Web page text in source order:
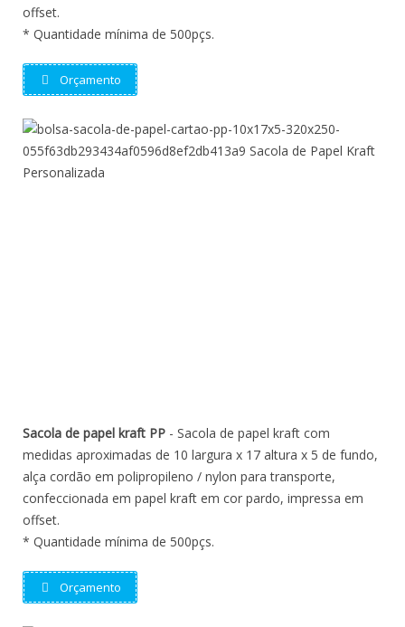
offset.
* Quantidade mínima de 500pçs.
Orçamento
Sacola de papel kraft PP - Sacola de papel kraft com
medidas aproximadas de 10 largura x 17 altura x 5 de fundo,
alça cordão em polipropileno / nylon para transporte,
confeccionada em papel kraft em cor pardo, impressa em
offset.
* Quantidade mínima de 500pçs.
Orçamento